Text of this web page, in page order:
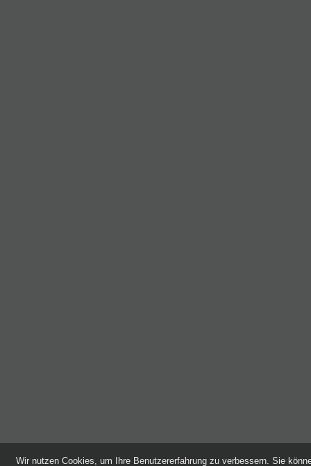
Wir nutzen Cookies, um Ihre Benutzererfahrung zu verbessern. Sie